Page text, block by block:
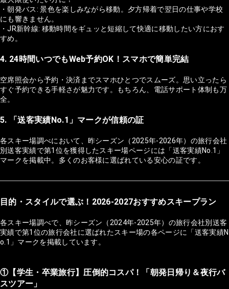
・朝発バス: 景色を楽しみながら移動。夕方帰着で翌日の仕事や学校
にも響きません。
・JR新幹線: 移動時間をギュッと短縮して快適に移動したい方におす
すめ。
4. 24時間いつでもWeb予約OK！スマホで簡単完結
空席照会から予約・決済までスマホひとつでスムーズ。思い立ったら
すぐ予約できる手軽さが魅力です。もちろん、電話サポート体制も万
全。
5. 「送客実績No.1」マークが信頼の証
各スキー場調べにおいて、昨シーズン（2025年-2026年）の旅行会社
別送客実績で第1位を獲得したスキー場ページには「送客実績No.1」
マークを掲載中。多くのお客様に選ばれている安心の証です。
目的・スタイルで選ぶ！2026-2027おすすめスキープラン
各スキー場調べで、昨シーズン（2024年-2025年）の旅行会社別送客
実績で第1位の旅行会社に選ばれたスキー場の各ページに「送客実績N
o.1」マークを掲載しています。
①【学生・卒業旅行】圧倒的コスパ！「朝発日帰り＆夜行バ
スツアー」